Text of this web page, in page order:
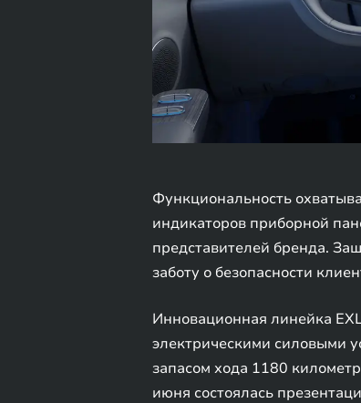
Функциональность
индикаторов приборной
представителей бренда.
заботу о безопасности
Инновационная линейка
электрическими силовыми
запасом хода 1180
июня состоялась